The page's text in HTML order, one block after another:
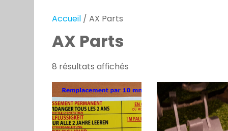
Accueil / AX Parts
AX Parts
8 résultats affichés